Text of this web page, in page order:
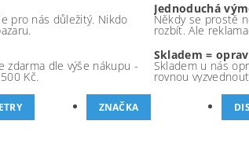
pro nás důležitý. Nikdo
Jednoduchá
Někdy se prostě
rozbít. Ale
zdarma dle výše nákupu -
Kč.
Skladem =
Skladem u nás
rovnou
ZNAČKA